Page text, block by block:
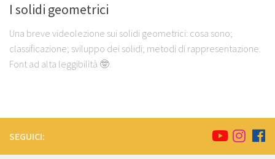
I solidi geometrici
Una breve videolezione sui solidi geometrici: cosa sono;
classificazione; sviluppo dei solidi; metodi di rappresentazione.
Font ad alta leggibilità 🤓.
SEGUICI: